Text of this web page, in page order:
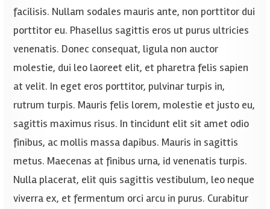
facilisis. Nullam sodales mauris ante, non porttitor dui
porttitor eu. Phasellus sagittis eros ut purus ultricies
venenatis. Donec consequat, ligula non auctor
molestie, dui leo laoreet elit, et pharetra felis sapien
at velit. In eget eros porttitor, pulvinar turpis in,
rutrum turpis. Mauris felis lorem, molestie et justo eu,
sagittis maximus risus. In tincidunt elit sit amet odio
finibus, ac mollis massa dapibus. Mauris in sagittis
metus. Maecenas at finibus urna, id venenatis turpis.
Nulla placerat, elit quis sagittis vestibulum, leo neque
viverra ex, et fermentum orci arcu in purus. Curabitur